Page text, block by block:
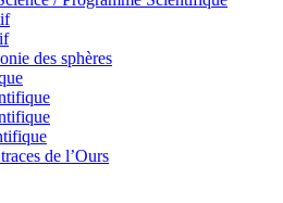
des sphères
de l’Ours